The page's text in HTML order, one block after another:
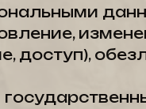
доступ),